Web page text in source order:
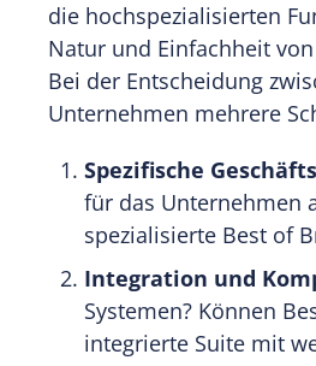
die hochspezialisierten
Natur und Einfachheit
Bei der Entscheidung
Unternehmen mehrere
Spezifische
für das Unternehmen
spezialisierte Best of
Integration und
Systemen? Können
integrierte Suite mit